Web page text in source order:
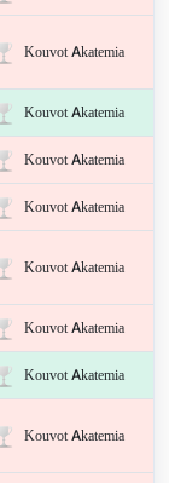
Kouvot Akatemia
Kouvot Akatemia
Kouvot Akatemia
Kouvot Akatemia
Kouvot Akatemia
Kouvot Akatemia
Kouvot Akatemia
Kouvot Akatemia